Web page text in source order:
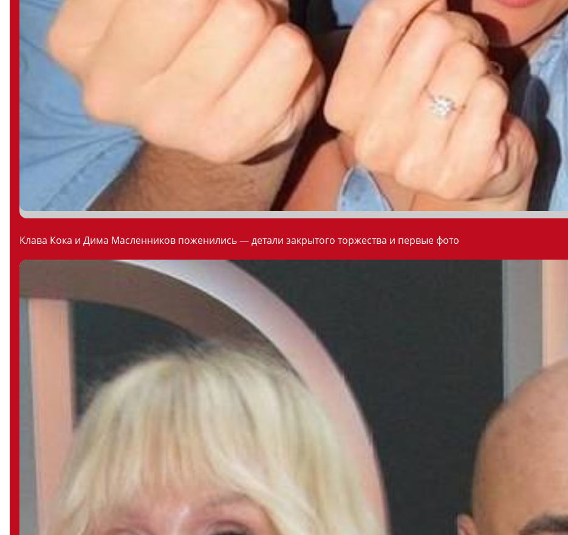
Клава Кока и Дима Масленников поженились — детали закрытого торжества и первые фото